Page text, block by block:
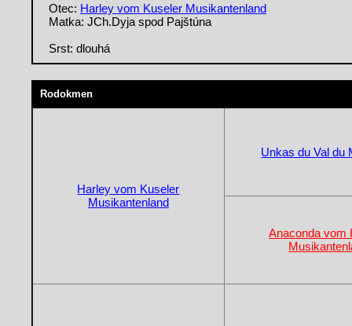
Otec: Harley vom Kuseler Musikantenland
Matka: JCh.Dyja spod Pajštúna
Srst: dlouhá
Rodokmen
Harley vom Kuseler
Musikantenland
Unkas du Val du
Anaconda vom